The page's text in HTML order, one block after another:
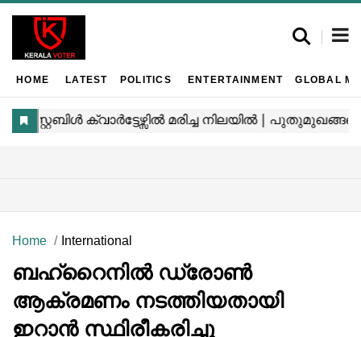
HOME LATEST POLITICS ENTERTAINMENT GLOBAL
Home International
ബഹ്‌റൈനിൽ ഡ്രോൺ
ആക്രമണം നടത്തിയതായി
ഇറാൻ സ്ഥിരീകരിച്ചു